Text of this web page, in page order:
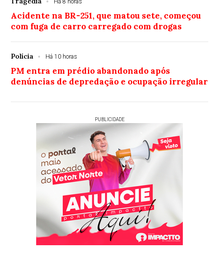
Acidente na BR-251, que matou sete, começou
com fuga de carro carregado com drogas
Polícia Há 10 horas
PM entra em prédio abandonado após
denúncias de depredação e ocupação irregular
PUBLICIDADE